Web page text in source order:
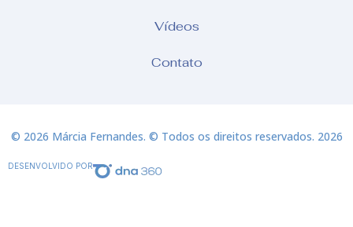
Vídeos
Contato
© 2026 Márcia Fernandes. © Todos os direitos reservados. 2026
DESENVOLVIDO POR